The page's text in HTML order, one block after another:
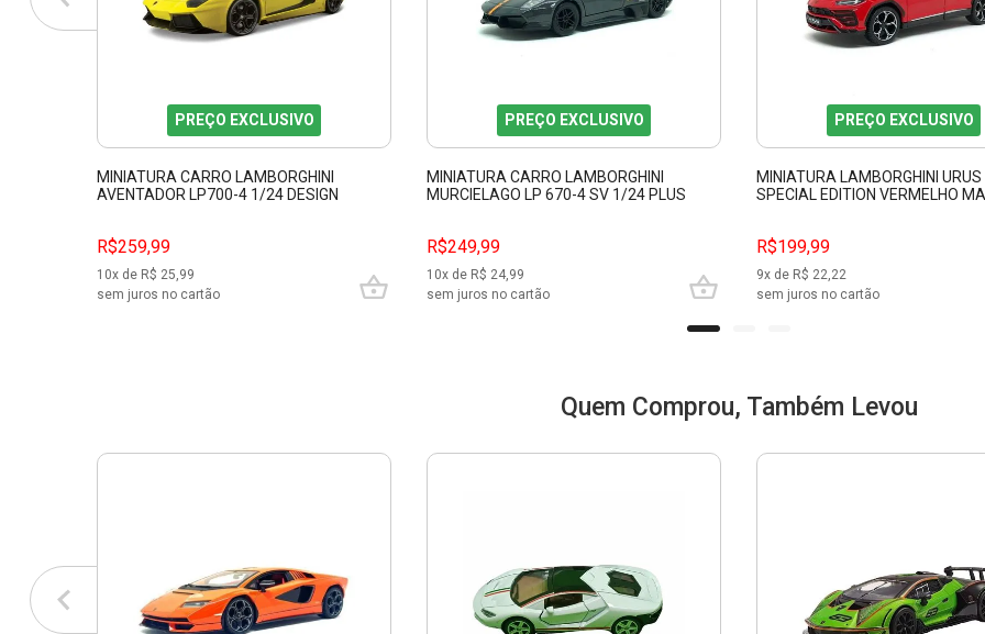
PREÇO EXCLUSIVO
MINIATURA CARRO LAMBORGHINI
AVENTADOR LP700-4 1/24 DESIGN
R$259,99
10x de R$ 25,99
sem juros no cartão
PREÇO EXCLUSIVO
MINIATURA CARRO LAMBORGHINI
MURCIELAGO LP 670-4 SV 1/24 PLUS
R$249,99
10x de R$ 24,99
sem juros no cartão
PREÇO EXCLUSIVO
MINIATURA LAMBORGHINI
SPECIAL EDITION VERMELHO
R$199,99
9x de R$ 22,22
sem juros no cartão
Quem Comprou, Também Levou